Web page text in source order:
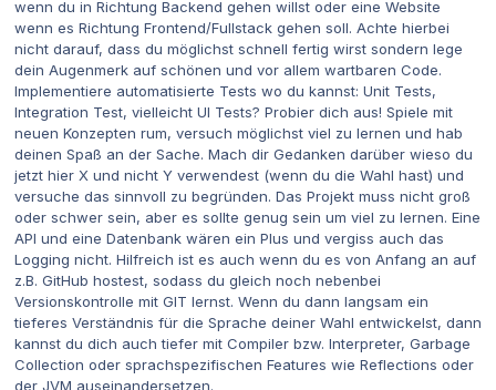
wenn du in Richtung Backend gehen willst oder eine Website
wenn es Richtung Frontend/Fullstack gehen soll. Achte hierbei
nicht darauf, dass du möglichst schnell fertig wirst sondern lege
dein Augenmerk auf schönen und vor allem wartbaren Code.
Implementiere automatisierte Tests wo du kannst: Unit Tests,
Integration Test, vielleicht UI Tests? Probier dich aus! Spiele mit
neuen Konzepten rum, versuch möglichst viel zu lernen und hab
deinen Spaß an der Sache. Mach dir Gedanken darüber wieso du
jetzt hier X und nicht Y verwendest (wenn du die Wahl hast) und
versuche das sinnvoll zu begründen. Das Projekt muss nicht groß
oder schwer sein, aber es sollte genug sein um viel zu lernen. Eine
API und eine Datenbank wären ein Plus und vergiss auch das
Logging nicht. Hilfreich ist es auch wenn du es von Anfang an auf
z.B. GitHub hostest, sodass du gleich noch nebenbei
Versionskontrolle mit GIT lernst. Wenn du dann langsam ein
tieferes Verständnis für die Sprache deiner Wahl entwickelst, dann
kannst du dich auch tiefer mit Compiler bzw. Interpreter, Garbage
Collection oder sprachspezifischen Features wie Reflections oder
der JVM auseinandersetzen.